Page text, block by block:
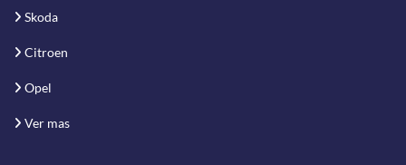
Skoda
Citroen
Opel
Ver mas